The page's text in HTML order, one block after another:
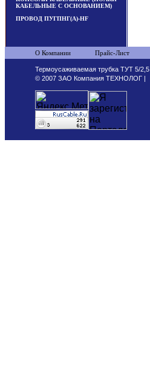
КАБЕЛЬНЫЕ С ОСНОВАНИЕМ)
ПРОВОД ПУГПНГ(А)-HF
О Компании Прайс-Лист
Термоусаживаемая трубка ТУТ 5/2,5
© 2007 ЗАО Компания ТЕХНОЛОГ |